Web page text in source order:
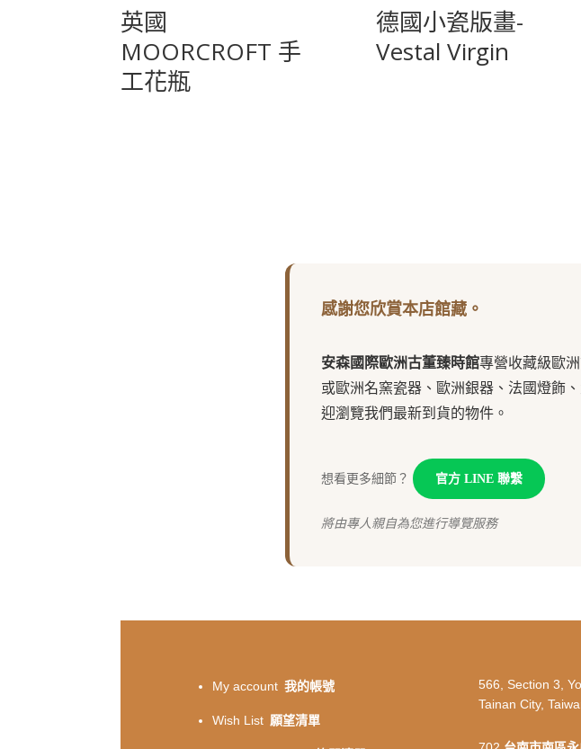
英國
MOORCROFT 手
工花瓶
德國小瓷版畫-
Vestal Virgin
感謝您欣賞本店館藏。
安森國際歐洲古董臻時館專營收藏級歐
或歐洲名窯瓷器、歐洲銀器、法國燈飾
迎瀏覽我們最新到貨的物件。
想看更多細節？ 官方 LINE 聯繫
將由專人親自為您進行導覽服務
My account 我的帳號
Wish List 願望清單
566, Section 3,
Tainan City,